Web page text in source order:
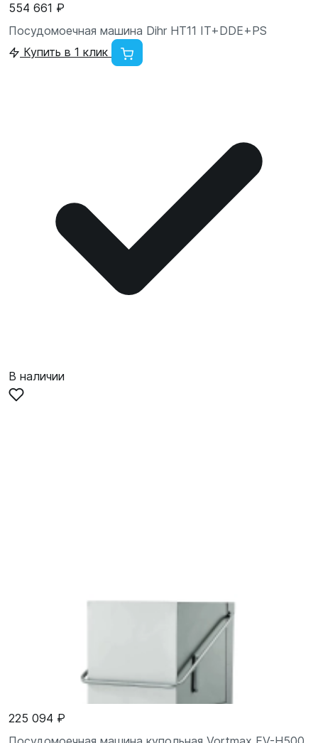
554 661 ₽
Посудомоечная машина Dihr HT11 IT+DDE+PS
Купить в 1 клик
В наличии
225 094 ₽